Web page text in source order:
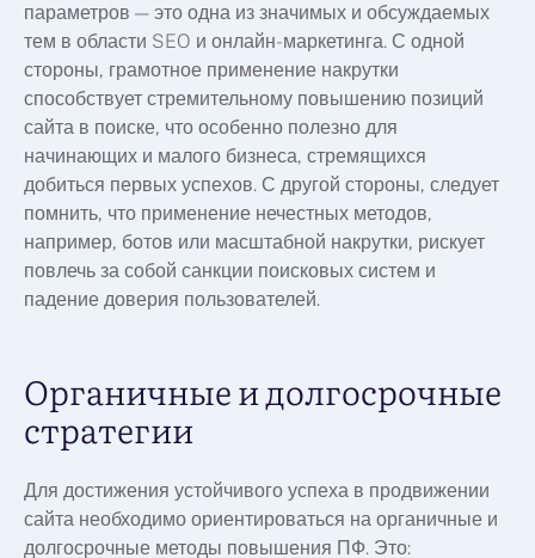
параметров — это одна из значимых и обсуждаемых
тем в области SEO и онлайн-маркетинга. С одной
стороны, грамотное применение накрутки
способствует стремительному повышению позиций
сайта в поиске, что особенно полезно для
начинающих и малого бизнеса, стремящихся
добиться первых успехов. С другой стороны, следует
помнить, что применение нечестных методов,
например, ботов или масштабной накрутки, рискует
повлечь за собой санкции поисковых систем и
падение доверия пользователей.
Органичные и долгосрочные
стратегии
Для достижения устойчивого успеха в продвижении
сайта необходимо ориентироваться на органичные и
долгосрочные методы повышения ПФ. Это: